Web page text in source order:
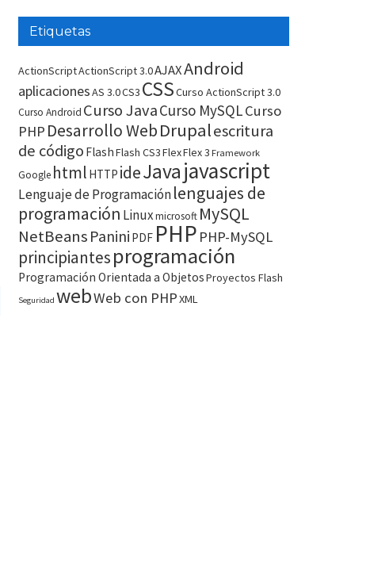
Etiquetas
ActionScriptActionScript 3.0AJAXAndroid
aplicacionesAS 3.0CS3 CSSCurso ActionScript 3.0
Curso Android Curso JavaCurso MySQLCurso
PHP Desarrollo WebDrupalescritura
de código FlashFlash CS3FlexFlex 3 Framework
Google html HTTP ideJavajavascript
Lenguaje de Programaciónlenguajes de
programación Linuxmicrosoft MySQL
NetBeans Panini PDF PHP PHP-MySQL
principiantesprogramación
Programación Orientada a ObjetosProyectos Flash
Seguridad webWeb con PHPXML